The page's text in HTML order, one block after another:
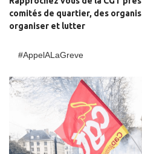
comités de quartier, des orga
organiser et lutter
#AppelALaGreve